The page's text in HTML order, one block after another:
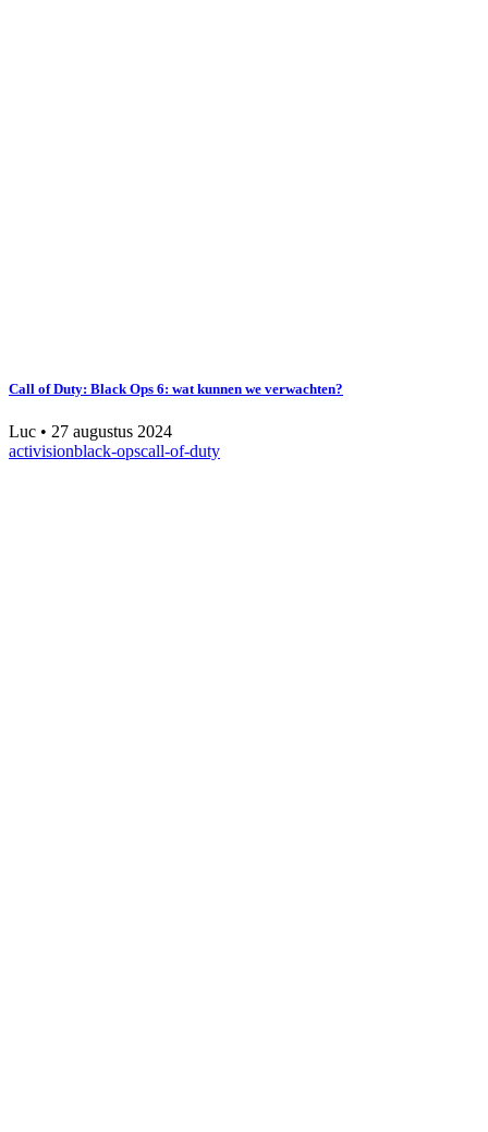
Call of Duty: Black Ops 6: wat kunnen we verwachten?
Luc • 27 augustus 2024
activisionblack-opscall-of-duty